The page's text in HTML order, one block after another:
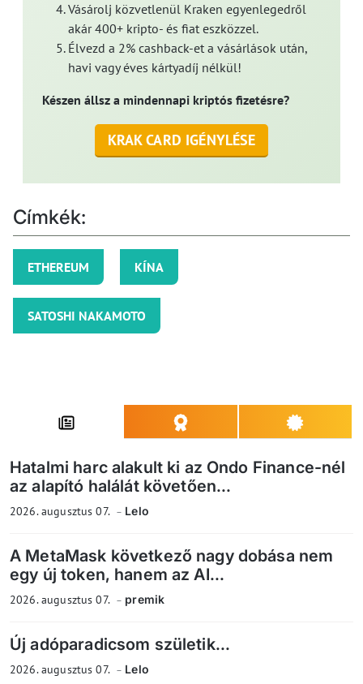
Vásárolj közvetlenül Kraken egyenlegedről
akár 400+ kripto- és fiat eszközzel.
Élvezd a 2% cashback-et a vásárlások után,
havi vagy éves kártyadíj nélkül!
Készen állsz a mindennapi kriptós fizetésre?
KRAK CARD IGÉNYLÉSE
Címkék:
ETHEREUM KÍNA
SATOSHI NAKAMOTO
Hatalmi harc alakult ki az Ondo Finance-nél
az alapító halálát követően...
2026. augusztus 07. Lelo
A MetaMask következő nagy dobása nem
egy új token, hanem az AI...
2026. augusztus 07. premik
Új adóparadicsom születik...
2026. augusztus 07. Lelo